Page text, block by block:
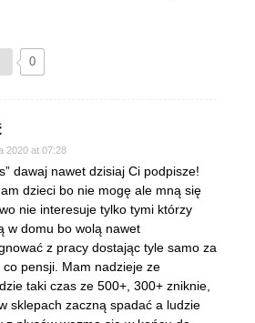
0
2020 at 07:28
dawaj nawet dzisiaj Ci podpisze!
dzieci bo nie mogę ale mną się
nie interesuje tylko tymi którzy
w domu bo wolą nawet
z pracy dostając tyle samo za
co pensji. Mam nadzieje ze
taki czas ze 500+, 300+ zniknie,
sklepach zaczną spadać a ludzie